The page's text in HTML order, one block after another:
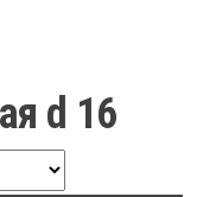
d 16